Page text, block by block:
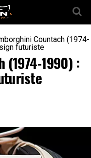
Countach (1974-
futuriste
(1974-1990) :